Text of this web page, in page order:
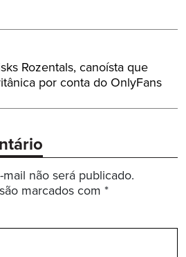
Rozentals, canoísta que
por conta do OnlyFans
não será publicado.
marcados com *